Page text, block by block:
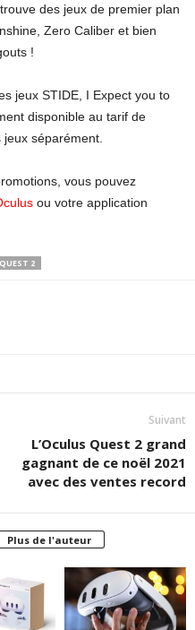
des jeux de premier plan
Zero Caliber et bien
!
jeux STIDE, I Expect you to
disponible au tarif de
séparément.
vous pouvez
ou votre application
2
Suivant
L’Oculus Quest 2 grand
gagnant de ce noël 2021
avec des ventes record
Plus de l'auteur